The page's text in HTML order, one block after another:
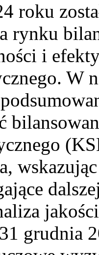
roku
rynku
i
W
grudnia